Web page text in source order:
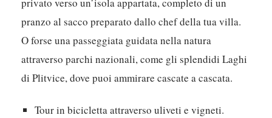
pranzo al sacco preparato dallo chef della tua villa.
O forse una passeggiata guidata nella natura
attraverso parchi nazionali, come gli splendidi Laghi
di Plitvice, dove puoi ammirare cascate a cascata.
Tour in bicicletta attraverso uliveti e vigneti.